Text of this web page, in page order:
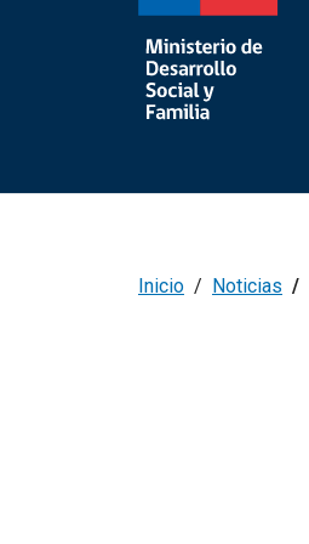
Inicio Noticias